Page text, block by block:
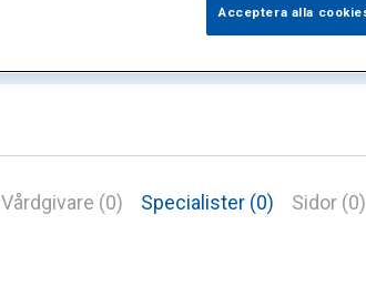
Vårdgivare (0) Specialister (0) Sidor (0)
Acceptera alla